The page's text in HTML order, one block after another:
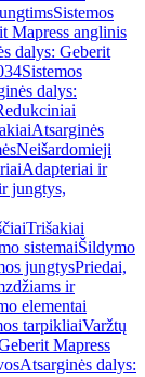
Sistemos
Mapress anglinis
dalys: Geberit
Sistemos
dalys:
Atsarginės
Neišardomieji
Adapteriai ir
jungtys,
Trišakiai
sistemaiŠildymo
jungtysPriedai,
ir
elementai
tarpikliaiVaržtų
Mapress
Atsarginės dalys: